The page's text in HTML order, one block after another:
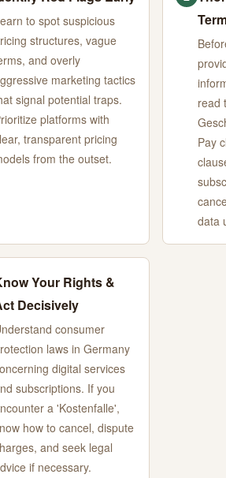
to spot suspicious
structures, vague
and overly
marketing tactics
signal potential traps.
platforms with
transparent pricing
from the outset.
read
Pay
data
Your Rights &
Decisively
consumer
laws in Germany
digital services
subscriptions. If you
a 'Kostenfalle',
how to cancel, dispute
and seek legal
if necessary.